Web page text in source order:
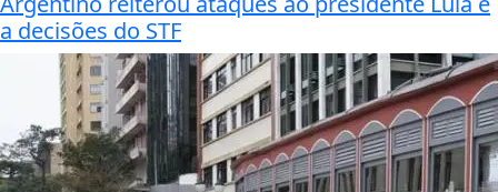
a decisões do STF